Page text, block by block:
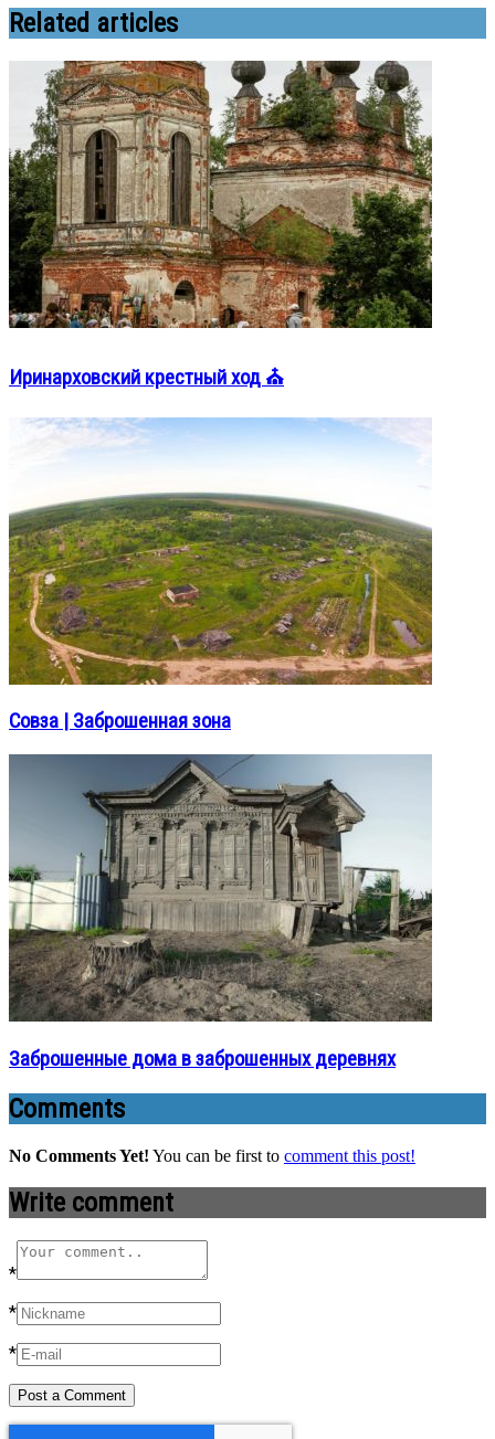
Related articles
Иринарховский крестный ход ⛪
Совза | Заброшенная зона
Заброшенные дома в заброшенных деревнях
Comments
No Comments Yet! You can be first to comment this post!
Write comment
*
*
*